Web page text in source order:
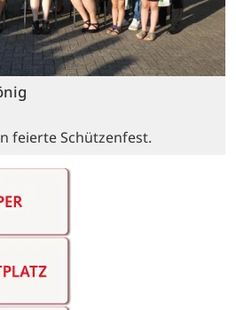
feierte Schützenfest.